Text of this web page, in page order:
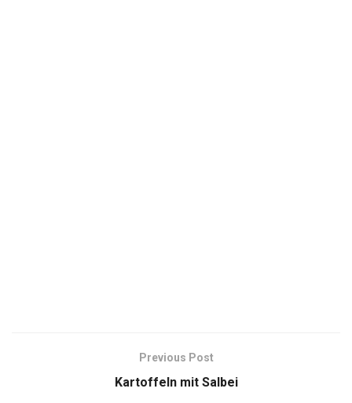
Previous Post
Kartoffeln mit Salbei